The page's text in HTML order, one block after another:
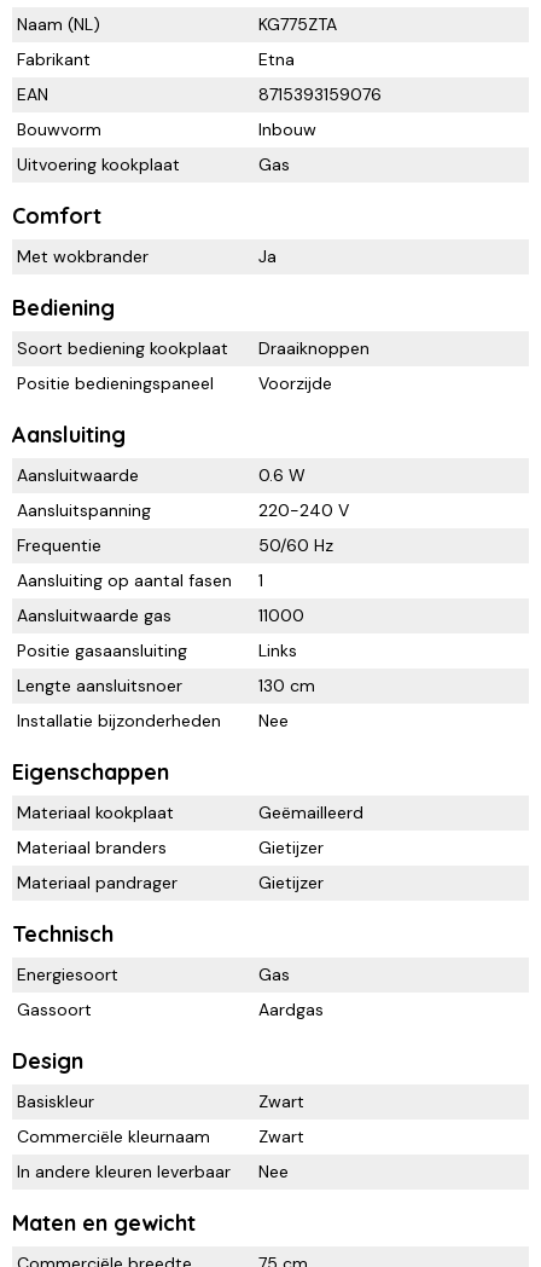
Naam (NL)
KG775ZTA
Fabrikant
Etna
EAN
8715393159076
Bouwvorm
Inbouw
Uitvoering kookplaat
Gas
Comfort
Met wokbrander Ja
Bediening
Soort bediening kookplaat
Draaiknoppen
Positie bedieningspaneel
Voorzijde
Aansluiting
Aansluitwaarde
0.6 W
Aansluitspanning
220-240 V
Frequentie
50/60 Hz
Aansluiting op aantal fasen
1
Aansluitwaarde gas
11000
Positie gasaansluiting
Links
Lengte aansluitsnoer
130 cm
Installatie bijzonderheden
Nee
Eigenschappen
Materiaal kookplaat
Geëmailleerd
Materiaal branders
Gietijzer
Materiaal pandrager
Gietijzer
Technisch
Energiesoort
Gas
Gassoort
Aardgas
Design
Basiskleur
Zwart
Commerciële kleurnaam
Zwart
In andere kleuren leverbaar
Nee
Maten en gewicht